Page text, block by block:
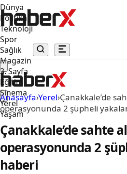
Dünya
Politika
Teknoloji
Spor
Sağlık
Magazin
3. Sayfa
Eğitim
Sinema
Yerel
Yaşam
Anasayfa›Yerel›Çanakkale’de
operasyonunda 2 şüpheli
Çanakkale’de sahte
operasyonunda 2
haberi